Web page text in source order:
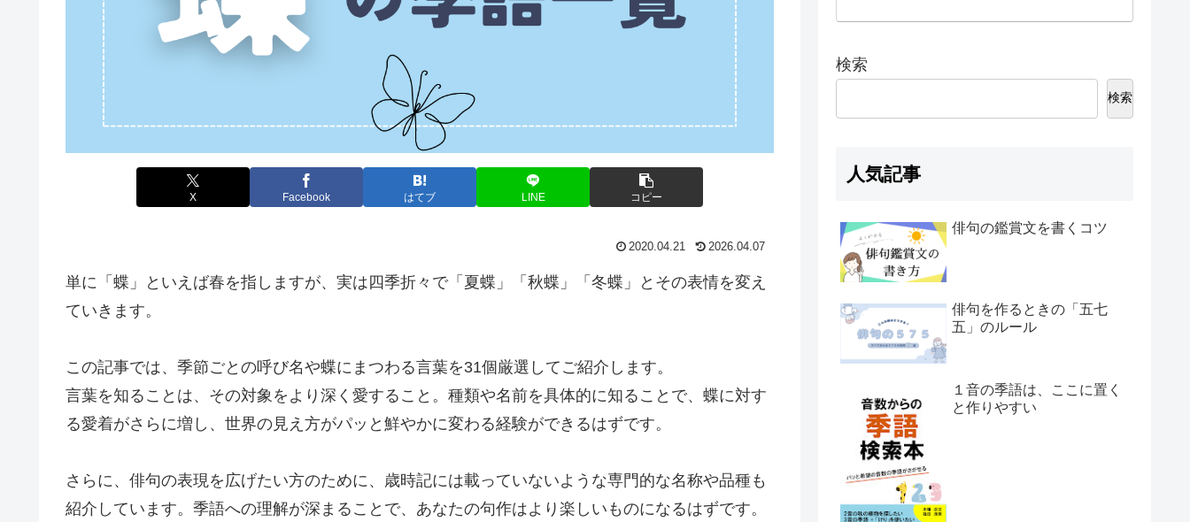
X Facebook はてブ LINE コピー
2020.04.21 2026.04.07
単に「蝶」といえば春を指しますが、実は四季折々で「夏蝶」「秋蝶」「冬蝶」とその表情を変え
ていきます。
この記事では、季節ごとの呼び名や蝶にまつわる言葉を31個厳選してご紹介します。
言葉を知ることは、その対象をより深く愛すること。種類や名前を具体的に知ることで、蝶に対す
る愛着がさらに増し、世界の見え方がパッと鮮やかに変わる経験ができるはずです。
さらに、俳句の表現を広げたい方のために、歳時記には載っていないような専門的な名称や品種も
紹介しています。季語への理解が深まることで、あなたの句作はより楽しいものになるはずです。
検索
検索
人気記事
俳句の鑑賞文を書くコツ
俳句を作るときの「五七
五」のルール
１音の季語は、ここに置く
と作りやすい